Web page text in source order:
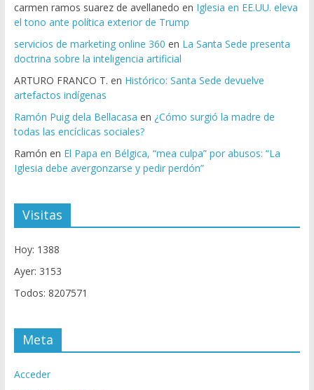
carmen ramos suarez de avellanedo en Iglesia en EE.UU. eleva
el tono ante política exterior de Trump
servicios de marketing online 360 en La Santa Sede presenta
doctrina sobre la inteligencia artificial
ARTURO FRANCO T. en Histórico: Santa Sede devuelve
artefactos indígenas
Ramón Puig dela Bellacasa en ¿Cómo surgió la madre de
todas las encíclicas sociales?
Ramón en El Papa en Bélgica, “mea culpa” por abusos: “La
Iglesia debe avergonzarse y pedir perdón”
Visitas
Hoy: 1388
Ayer: 3153
Todos: 8207571
Meta
Acceder